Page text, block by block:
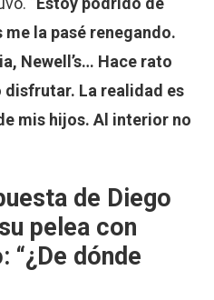
la pasé renegando.
Newell’s… Hace rato
La realidad es
mis hijos. Al interior no
de Diego
pelea con
“¿De dónde